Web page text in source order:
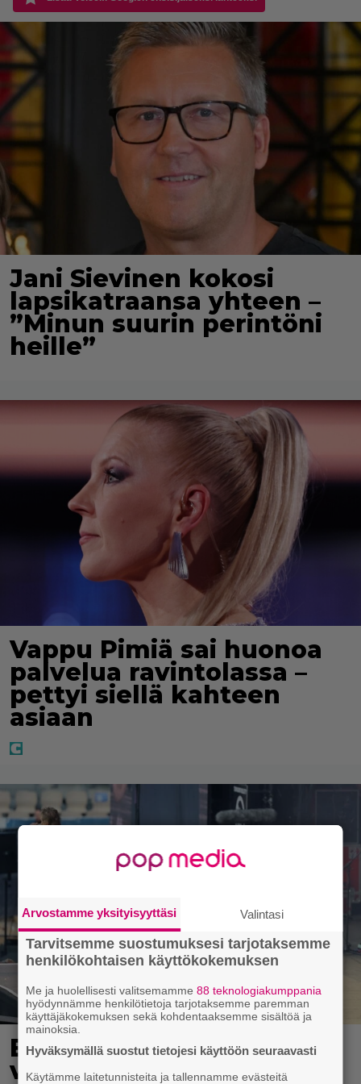
Jani Sievinen kokosi
lapsikatraansa yhteen –
”Minun suurin perintöni
heille”
Vappu Pimiä sai huonoa
palvelua ravintolassa –
pettyi siellä kahteen
asiaan
Eppu Normaalin
viimeinen konsertti
Arvostamme yksityisyyttäsi Valintasi
Tarvitsemme suostumuksesi tarjotaksemme
henkilökohtaisen käyttökokemuksen
Me ja huolellisesti valitsemamme88 teknologiakumppania
hyödynnämme henkilötietoja tarjotaksemme paremman
käyttäjäkokemuksen sekä kohdentaaksemme sisältöä ja
mainoksia.
Hyväksymällä suostut tietojesi käyttöön seuraavasti
Käytämme laitetunnisteita ja tallennamme evästeitä